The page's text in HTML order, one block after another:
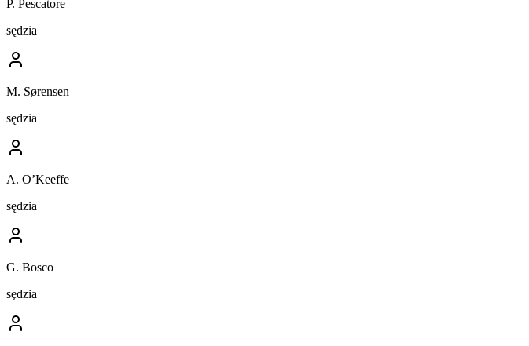
P. Pescatore
sędzia
M. Sørensen
sędzia
A. O’Keeffe
sędzia
G. Bosco
sędzia